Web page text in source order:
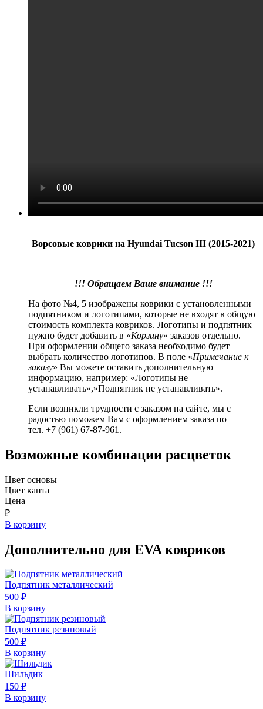
Ворсовые коврики на Hyundai Tucson III (2015-2021)
!!! Обращаем Ваше внимание !!!
На фото №4, 5 изображены коврики с установленными
подпятником и логотипами, которые не входят в общую
стоимость комплекта ковриков. Логотипы и подпятник
нужно будет добавить в «Корзину» заказов отдельно.
При оформлении общего заказа необходимо будет
выбрать количество логотипов. В поле «Примечание к
заказу» Вы можете оставить дополнительную
информацию, например: «Логотипы не
устанавливать»,»Подпятник не устанавливать».
Если возникли трудности с заказом на сайте, мы с
радостью поможем Вам с оформлением заказа по
тел. +7 (961) 67-87-961.
Возможные комбинации расцветок
Цвет основы
Цвет канта
Цена
₽
В корзину
Дополнительно для EVA ковриков
Подпятник металлический
500 ₽
В корзину
Подпятник резиновый
500 ₽
В корзину
Шильдик
150 ₽
В корзину